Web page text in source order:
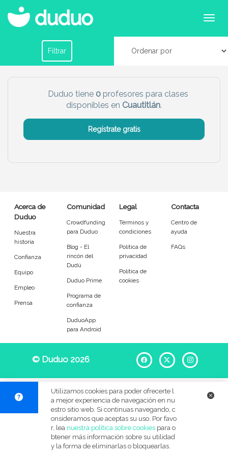
y secundaria en Cuautitlán
Filtrar
Filtrar por horario
Chico Chica
Más servicio del dudú
Limpieza Manitas
Entrenador Asistente
Tipo de atención
Primaria
Selectividad
Universitarios
Materias
Apoyo escolar Ayuda con deberes
Técnicas de estudio Artes plásticas
Duduo tiene 0profesores para clases
disponibles en Cuautitlán.
Regístrate gratis
Acerca de
Duduo
Nuestra
historia
Confianza
Equipo
Empleo
Prensa
Comunidad
Crowdfunding
para Duduo
Blog - El
rincón del
Dudú
Duduo Prime
Programa de
confianza
DuduoApp
para Android
Legal
Términos y
condiciones
Política de
privacidad
Política de
cookies
Contacta
Centro de
ayuda
FAQs
© Duduo 2026 Facebook
X
Utilizamos cookies para poder ofrecerte l
a mejor experiencia de navegación en nu
estro sitio web. Si continuas navegando, c
onsideramos que aceptas su uso. Por favo
r, lea nuestra política sobre cookiespara o
btener más información sobre su utilidad
y la forma de eliminarlas o bloquearlas.